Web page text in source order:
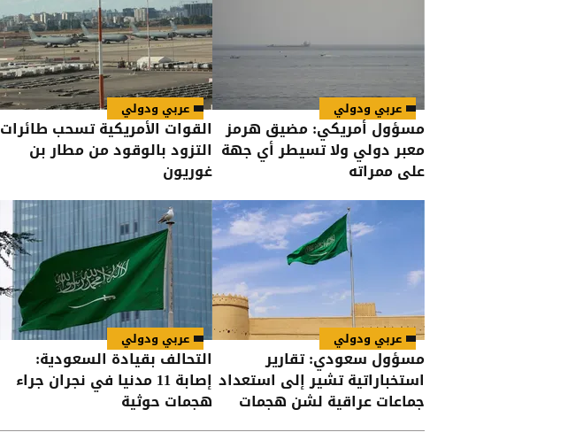
عربي ودولي
مسؤول أمريكي: مضيق هرمز
معبر دولي ولا تسيطر أي جهة
على ممراته
عربي ودولي
القوات الأمريكية تسحب طائرات
التزود بالوقود من مطار بن
غوريون
عربي ودولي
مسؤول سعودي: تقارير
استخباراتية تشير إلى استعداد
جماعات عراقية لشن هجمات
عربي ودولي
التحالف بقيادة السعودية:
إصابة 11 مدنيا في نجران جراء
هجمات حوثية